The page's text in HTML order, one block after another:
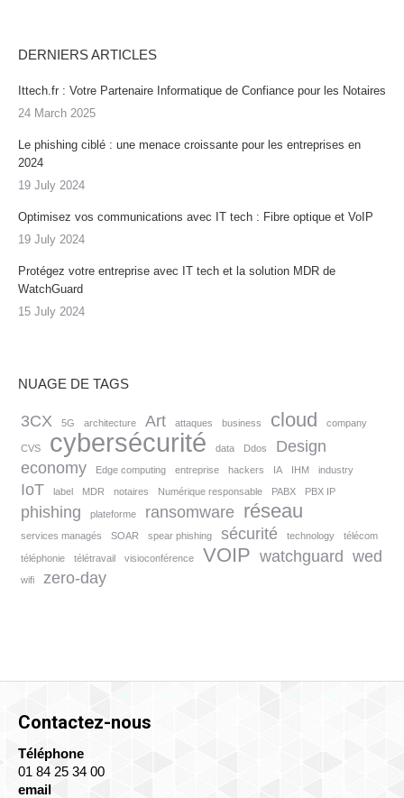
DERNIERS ARTICLES
Ittech.fr : Votre Partenaire Informatique de Confiance pour les Notaires
24 March 2025
Le phishing ciblé : une menace croissante pour les entreprises en
2024
19 July 2024
Optimisez vos communications avec IT tech : Fibre optique et VoIP
19 July 2024
Protégez votre entreprise avec IT tech et la solution MDR de
WatchGuard
15 July 2024
NUAGE DE TAGS
3CX 5G architecture Art attaques business cloud company
CVS cybersécurité data Ddos
Design
economy
Edge computing entreprise hackers IA IHM industry
IoT label MDR notaires Numérique responsable PABX PBX IP
phishing plateforme ransomware réseau
services managés SOAR spear phishing sécurité technology télécom
téléphonie télétravail visioconférence VOIP watchguard wed
wifi zero-day
Contactez-nous
Téléphone
01 84 25 34 00
email